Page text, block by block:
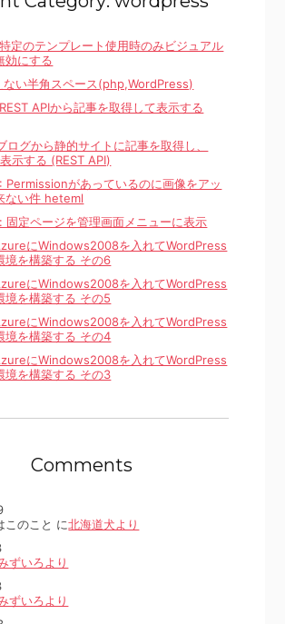
定のテンプレート使用時のみビジュアル
効にする
ない半角スペース(php,WordPress)
APIから記事を取得して表示する
ログから静的サイトに記事を取得し、
示する (REST API)
Permissionがあっているのに画像をアッ
ない件 heteml
固定ページを管理画面メニューに表示
にWindows2008を入れてWordPress
境を構築する その6
にWindows2008を入れてWordPress
境を構築する その5
にWindows2008を入れてWordPress
境を構築する その4
にWindows2008を入れてWordPress
境を構築する その3
Comments
このこと に北海道犬より
ずいろより
ずいろより